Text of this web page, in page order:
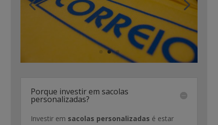
Porque investir em sacolas
personalizadas?
Investir em sacolas personalizadas é estar